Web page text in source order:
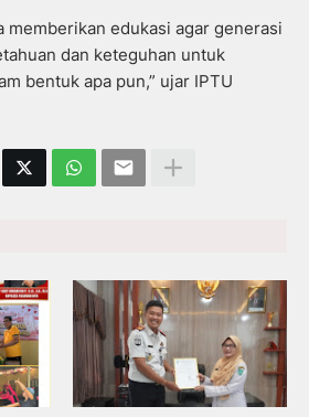
memberikan edukasi agar generasi
dan keteguhan untuk
bentuk apa pun,” ujar IPTU